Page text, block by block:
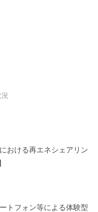
おける再エネシェアリン
トフォン等による体験型